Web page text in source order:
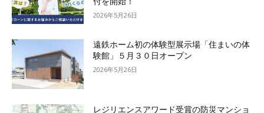
2026年5月26日
遠鉄ホーム初の体験型展示場「住まいの体
験館」５月３０日オープン
2026年5月26日
レジリエンスアワード受賞の防災マンショ